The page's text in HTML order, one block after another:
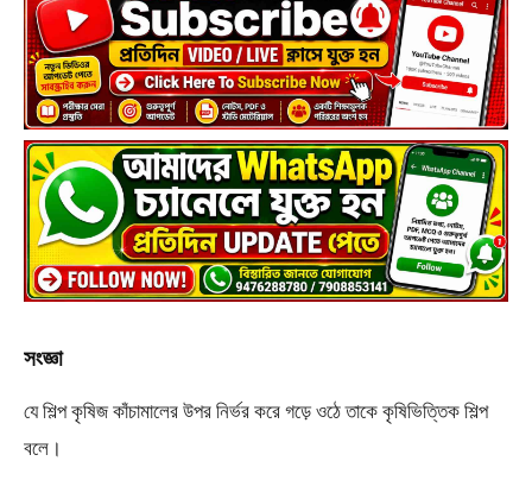
সংজ্ঞা
যে শিল্প কৃষিজ কাঁচামালের উপর নির্ভর করে গড়ে ওঠে তাকে কৃষিভিত্তিক শিল্প
বলে।